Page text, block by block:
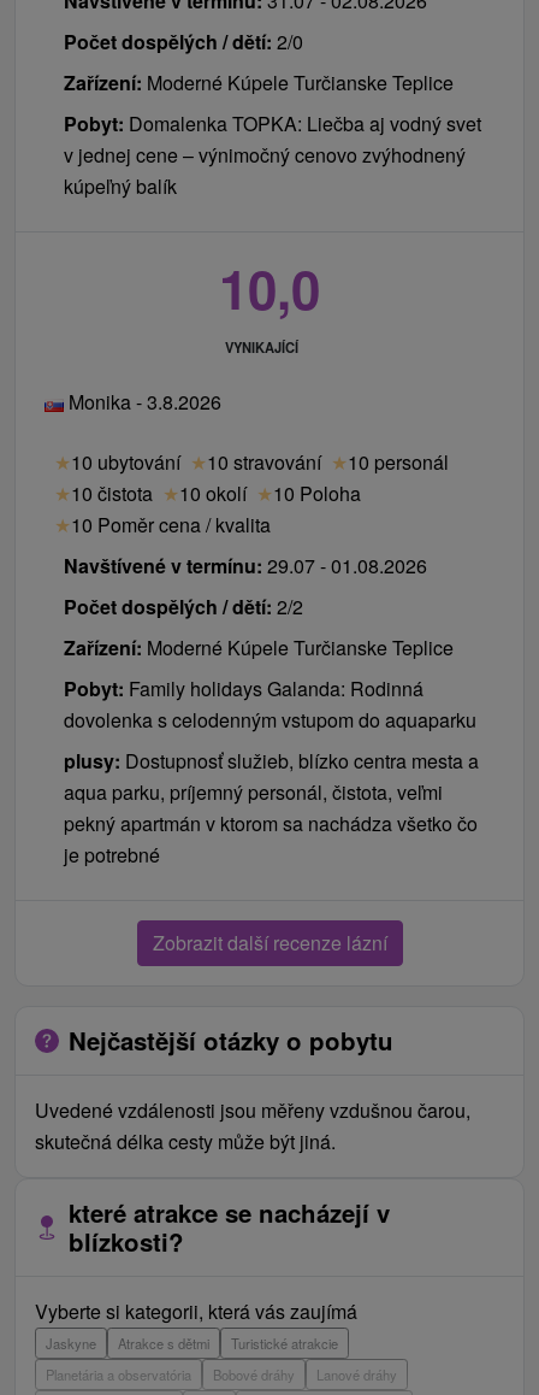
Počet dospělých / dětí: 2/0
Zařízení: Moderné Kúpele Turčianske Teplice
Pobyt: Domalenka TOPKA: Liečba aj vodný svet
v jednej cene – výnimočný cenovo zvýhodnený
kúpeľný balík
10,0
VYNIKAJÍCÍ
Monika - 3.8.2026
★10 ubytování ★10 stravování ★10 personál
★10 čistota ★10 okolí ★10 Poloha
★10 Poměr cena / kvalita
Navštívené v termínu: 29.07 - 01.08.2026
Počet dospělých / dětí: 2/2
Zařízení: Moderné Kúpele Turčianske Teplice
Pobyt: Family holidays Galanda: Rodinná
dovolenka s celodenným vstupom do aquaparku
plusy: Dostupnosť služieb, blízko centra mesta a
aqua parku, príjemný personál, čistota, veľmi
pekný apartmán v ktorom sa nachádza všetko čo
je potrebné
Zobrazit další recenze lázní
Nejčastější otázky o pobytu
Uvedené vzdálenosti jsou měřeny vzdušnou čarou,
skutečná délka cesty může být jiná.
které atrakce se nacházejí v
blízkosti?
Vyberte si kategorii, která vás zaujímá
Jaskyne Atrakce s dětmi
Turistické atrakcie
Planetária a observatória
Bobové dráhy
Lanové dráhy